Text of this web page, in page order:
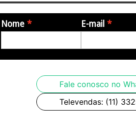
Garantia: 3 meses de garantia pelo
Origem: China.
As imagens são meramente
Nome E-mail
Fale conosco no
Televendas: (11)